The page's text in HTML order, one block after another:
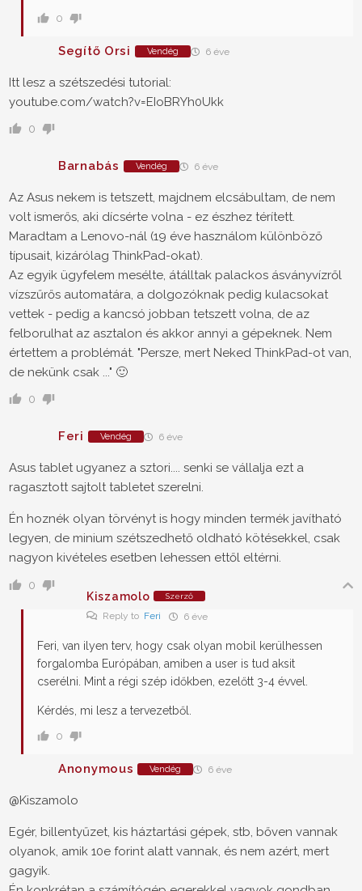
0
Segítő Orsi Vendég 6 éve
Itt lesz a szétszedési tutorial:
youtube.com/watch?v=EIoBRYh0Ukk
0
Barnabás Vendég 6 éve
Az Asus nekem is tetszett, majdnem elcsábultam, de nem
volt ismerős, aki dícsérte volna - ez észhez térített.
Maradtam a Lenovo-nál (19 éve használom különböző
típusait, kizárólag ThinkPad-okat).
Az egyik ügyfelem mesélte, átálltak palackos ásványvízről
vízszűrős automatára, a dolgozóknak pedig kulacsokat
vettek - pedig a kancsó jobban tetszett volna, de az
felborulhat az asztalon és akkor annyi a gépeknek. Nem
értettem a problémát. "Persze, mert Neked ThinkPad-ot van,
de nekünk csak ..." 🙂
0
Feri Vendég 6 éve
Asus tablet ugyanez a sztori.... senki se vállalja ezt a
ragasztott sajtolt tabletet szerelni.
Én hoznék olyan törvényt is hogy minden termék javítható
legyen, de minium szétszedhető oldható kötésekkel, csak
nagyon kivételes esetben lehessen ettől eltérni.
0
Kiszamolo
Szerző
Reply to Feri 6 éve
Feri, van ilyen terv, hogy csak olyan mobil kerülhessen
forgalomba Európában, amiben a user is tud aksit
cserélni. Mint a régi szép időkben, ezelőtt 3-4 évvel.
Kérdés, mi lesz a tervezetből.
0
Anonymous Vendég 6 éve
@Kiszamolo
Egér, billentyűzet, kis háztartási gépek, stb, bőven vannak
olyanok, amik 10e forint alatt vannak, és nem azért, mert
gagyik.